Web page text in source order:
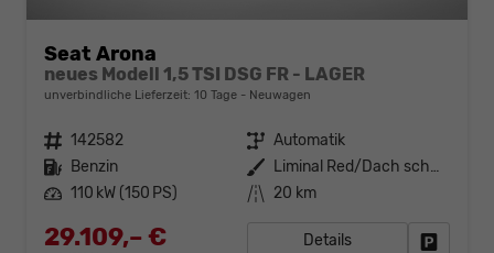
Seat Arona
neues Modell 1,5 TSI DSG FR - LAGER
unverbindliche Lieferzeit: 10 Tage Neuwagen
Fahrzeugnr. 142582 Getriebe Automatik
Kraftstoff Benzin Außenfarbe
Liminal Red/Dach schwarz Metallic (S60E)
Leistung 110 kW (150 PS) Kilometerstand 20 km
29.109,– € Details